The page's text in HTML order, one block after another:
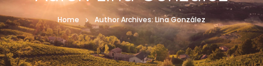
Home Author Archives:Lina González